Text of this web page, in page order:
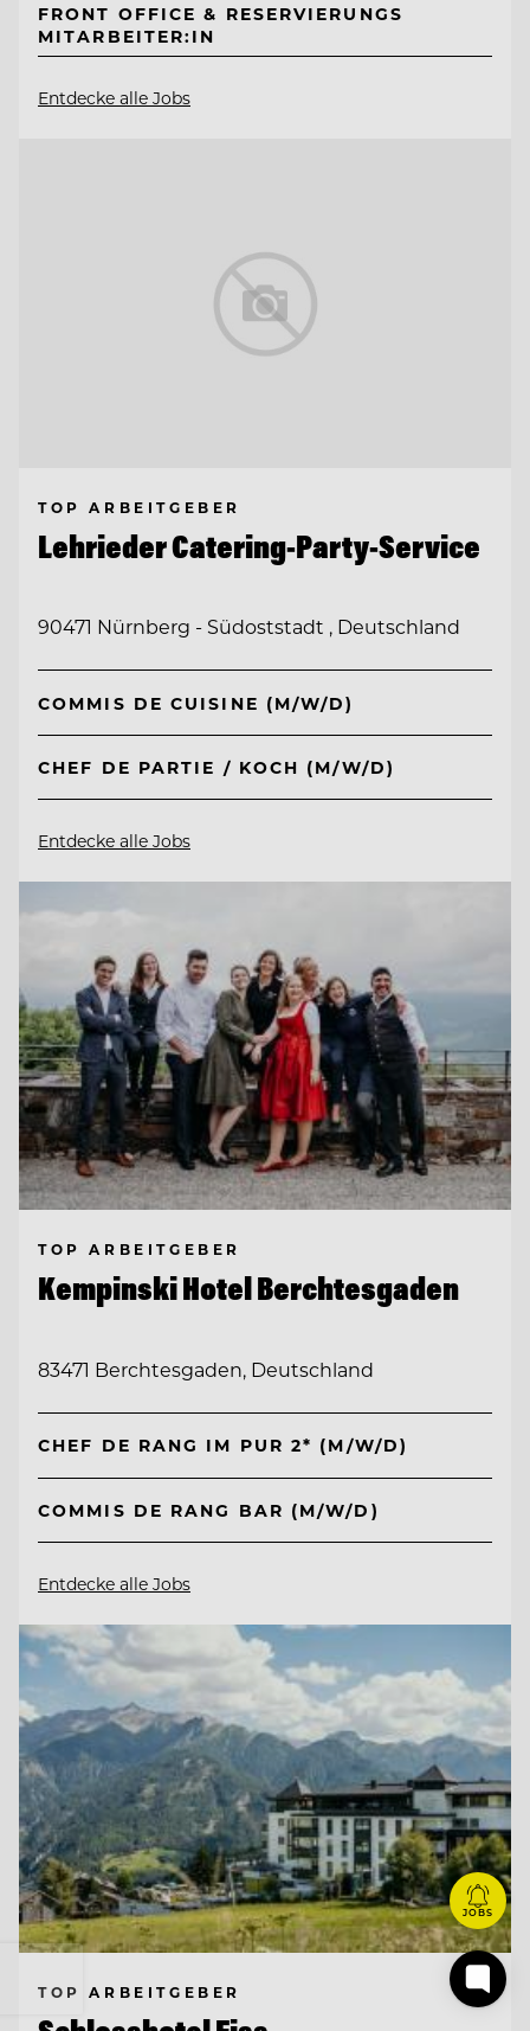
FRONT OFFICE & RESERVIERUNGS
MITARBEITER:IN
Entdecke alle Jobs
TOP ARBEITGEBER
Lehrieder Catering-Party-Service
90471 Nürnberg - Südoststadt , Deutschland
COMMIS DE CUISINE (M/W/D)
CHEF DE PARTIE / KOCH (M/W/D)
Entdecke alle Jobs
TOP ARBEITGEBER
Kempinski Hotel Berchtesgaden
83471 Berchtesgaden, Deutschland
CHEF DE RANG IM PUR 2* (M/W/D)
COMMIS DE RANG BAR (M/W/D)
Entdecke alle Jobs
TOP ARBEITGEBER
JOBS